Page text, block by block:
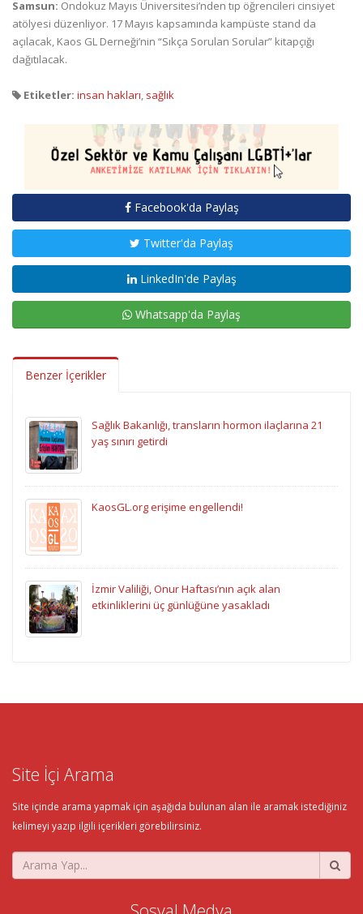
Samsun: Ondokuz Mayıs Üniversitesi’nden tıp öğrencileri cinsiyet
atölyesi düzenliyor. 17 Mayıs kapsamında kampüste stand da
açılacak, Kaos GL Derneği’nin “Sıkça Sorulan Sorular” kitapçığı
dağıtılacak.
Etiketler: insan hakları, sağlık
Facebook'da Paylaş
Twitter'da Paylaş
LinkedIn'de Paylaş
Whatsapp'da Paylaş
Benzer İçerikler
Sağlık Bakanlığı, transların hormon ilaçlarına 21
yaş sınırı getirdi
KaosGL.org erişime engellendi!
İzmir Valiliği, Onur Haftası’nın açık alan
etkinliklerini üç günlüğüne yasakladı
Site İçi Arama
Site içinde arama yapmak için aşağıda bulunan alan ile aramak istediğiniz
kelimeyi yazıp ilgili içerikleri görebilirsiniz.